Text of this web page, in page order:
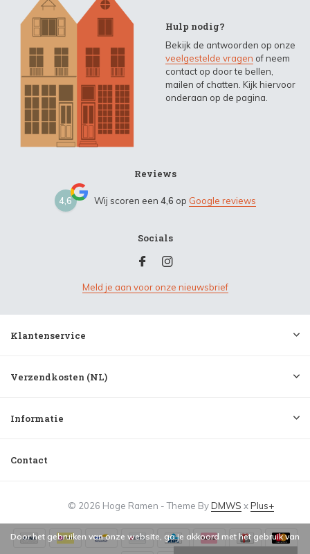
Hulp nodig?
Bekijk de antwoorden op onze
veelgestelde vragen of neem
contact op door te bellen,
mailen of chatten. Kijk hiervoor
onderaan op de pagina.
Reviews
4,6 Wij scoren een 4,6 op Google reviews
Socials
Meld je aan voor onze nieuwsbrief
Klantenservice
Verzendkosten (NL)
Informatie
Contact
© 2026 Hoge Ramen - Theme ByDMWS xPlus+
Door het gebruiken van onze website, ga je akkoord met het gebruik van